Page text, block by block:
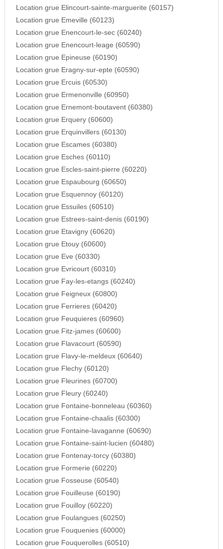
Location grue Elincourt-sainte-marguerite (60157)
Location grue Emeville (60123)
Location grue Enencourt-le-sec (60240)
Location grue Enencourt-leage (60590)
Location grue Epineuse (60190)
Location grue Eragny-sur-epte (60590)
Location grue Ercuis (60530)
Location grue Ermenonville (60950)
Location grue Ernemont-boutavent (60380)
Location grue Erquery (60600)
Location grue Erquinvillers (60130)
Location grue Escames (60380)
Location grue Esches (60110)
Location grue Escles-saint-pierre (60220)
Location grue Espaubourg (60650)
Location grue Esquennoy (60120)
Location grue Essuiles (60510)
Location grue Estrees-saint-denis (60190)
Location grue Etavigny (60620)
Location grue Etouy (60600)
Location grue Eve (60330)
Location grue Evricourt (60310)
Location grue Fay-les-etangs (60240)
Location grue Feigneux (60800)
Location grue Ferrieres (60420)
Location grue Feuquieres (60960)
Location grue Fitz-james (60600)
Location grue Flavacourt (60590)
Location grue Flavy-le-meldeux (60640)
Location grue Flechy (60120)
Location grue Fleurines (60700)
Location grue Fleury (60240)
Location grue Fontaine-bonneleau (60360)
Location grue Fontaine-chaalis (60300)
Location grue Fontaine-lavaganne (60690)
Location grue Fontaine-saint-lucien (60480)
Location grue Fontenay-torcy (60380)
Location grue Formerie (60220)
Location grue Fosseuse (60540)
Location grue Fouilleuse (60190)
Location grue Fouilloy (60220)
Location grue Foulangues (60250)
Location grue Fouquenies (60000)
Location grue Fouquerolles (60510)